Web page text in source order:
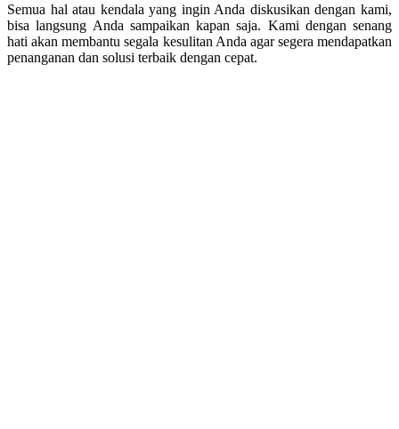
Semua hal atau kendala yang ingin Anda diskusikan dengan kami,
bisa langsung Anda sampaikan kapan saja. Kami dengan senang
hati akan membantu segala kesulitan Anda agar segera mendapatkan
penanganan dan solusi terbaik dengan cepat.